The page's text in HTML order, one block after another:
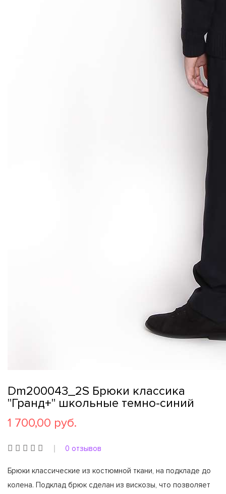
Dm200043_2S Брюки классика
"Гранд+" школьные темно-синий
1 700,00 руб.
0 отзывов
Брюки классические из костюмной ткани, на подкладе до
колена. Подклад брюк сделан из вискозы, что позволяет